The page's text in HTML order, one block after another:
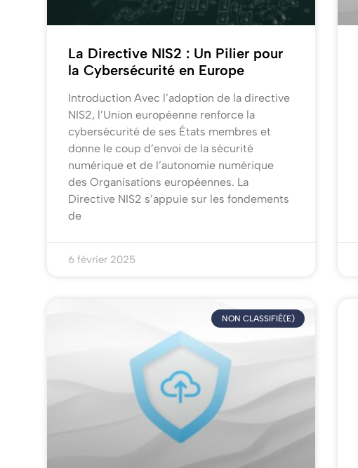
La Directive NIS2 : Un Pilier pour
la Cybersécurité en Europe
Introduction Avec l’adoption de la directive
NIS2, l’Union européenne renforce la
cybersécurité de ses États membres et
donne le coup d’envoi de la sécurité
numérique et de l’autonomie numérique
des Organisations européennes. La
Directive NIS2 s’appuie sur les fondements
de
6 février 2025
NON CLASSIFIÉ(E)